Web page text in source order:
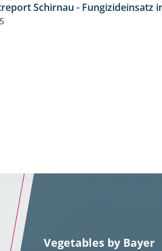
Schirnau - Fungizideinsatz
Vegetables by Bayer